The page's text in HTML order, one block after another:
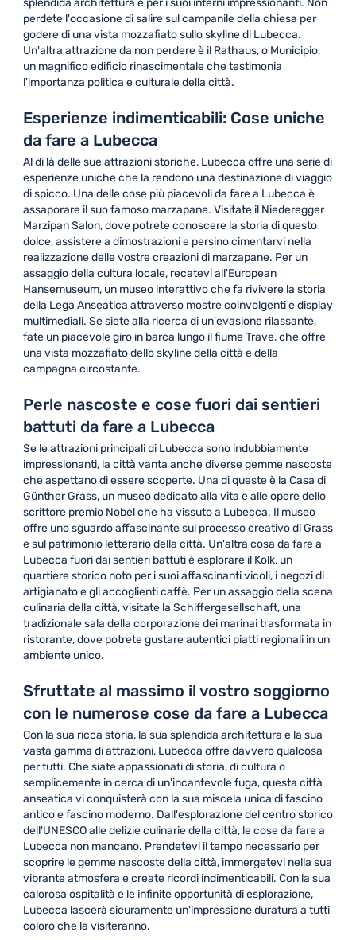
splendida architettura e per i suoi interni impressionanti. Non
perdete l'occasione di salire sul campanile della chiesa per
godere di una vista mozzafiato sullo skyline di Lubecca.
Un'altra attrazione da non perdere è il Rathaus, o Municipio,
un magnifico edificio rinascimentale che testimonia
l'importanza politica e culturale della città.
Esperienze indimenticabili: Cose uniche
da fare a Lubecca
Al di là delle sue attrazioni storiche, Lubecca offre una serie di
esperienze uniche che la rendono una destinazione di viaggio
di spicco. Una delle cose più piacevoli da fare a Lubecca è
assaporare il suo famoso marzapane. Visitate il Niederegger
Marzipan Salon, dove potrete conoscere la storia di questo
dolce, assistere a dimostrazioni e persino cimentarvi nella
realizzazione delle vostre creazioni di marzapane. Per un
assaggio della cultura locale, recatevi all'European
Hansemuseum, un museo interattivo che fa rivivere la storia
della Lega Anseatica attraverso mostre coinvolgenti e display
multimediali. Se siete alla ricerca di un'evasione rilassante,
fate un piacevole giro in barca lungo il fiume Trave, che offre
una vista mozzafiato dello skyline della città e della
campagna circostante.
Perle nascoste e cose fuori dai sentieri
battuti da fare a Lubecca
Se le attrazioni principali di Lubecca sono indubbiamente
impressionanti, la città vanta anche diverse gemme nascoste
che aspettano di essere scoperte. Una di queste è la Casa di
Günther Grass, un museo dedicato alla vita e alle opere dello
scrittore premio Nobel che ha vissuto a Lubecca. Il museo
offre uno sguardo affascinante sul processo creativo di Grass
e sul patrimonio letterario della città. Un'altra cosa da fare a
Lubecca fuori dai sentieri battuti è esplorare il Kolk, un
quartiere storico noto per i suoi affascinanti vicoli, i negozi di
artigianato e gli accoglienti caffè. Per un assaggio della scena
culinaria della città, visitate la Schiffergesellschaft, una
tradizionale sala della corporazione dei marinai trasformata in
ristorante, dove potrete gustare autentici piatti regionali in un
ambiente unico.
Sfruttate al massimo il vostro soggiorno
con le numerose cose da fare a Lubecca
Con la sua ricca storia, la sua splendida architettura e la sua
vasta gamma di attrazioni, Lubecca offre davvero qualcosa
per tutti. Che siate appassionati di storia, di cultura o
semplicemente in cerca di un'incantevole fuga, questa città
anseatica vi conquisterà con la sua miscela unica di fascino
antico e fascino moderno. Dall'esplorazione del centro storico
dell'UNESCO alle delizie culinarie della città, le cose da fare a
Lubecca non mancano. Prendetevi il tempo necessario per
scoprire le gemme nascoste della città, immergetevi nella sua
vibrante atmosfera e create ricordi indimenticabili. Con la sua
calorosa ospitalità e le infinite opportunità di esplorazione,
Lubecca lascerà sicuramente un'impressione duratura a tutti
coloro che la visiteranno.